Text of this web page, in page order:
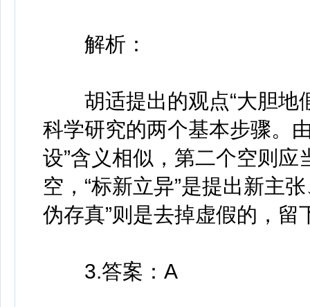
解析：
胡适提出的观点“大胆地
科学研究的两个基本步骤。
设”含义相似，第二个空则应
空，“标新立异”是提出新主
伪存真”则是去掉虚假的，留
3.答案：A